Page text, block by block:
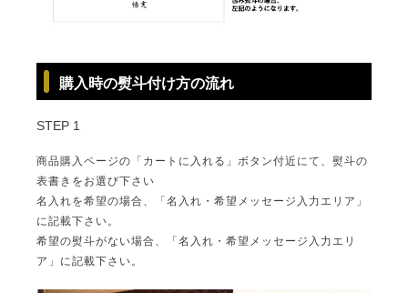
購入時の熨斗付け方の流れ
STEP 1
商品購入ページの「カートに入れる」ボタン付近にて、熨斗の
表書きをお選び下さい
名入れを希望の場合、「名入れ・希望メッセージ入力エリア」
に記載下さい。
希望の熨斗がない場合、「名入れ・希望メッセージ入力エリ
ア」に記載下さい。